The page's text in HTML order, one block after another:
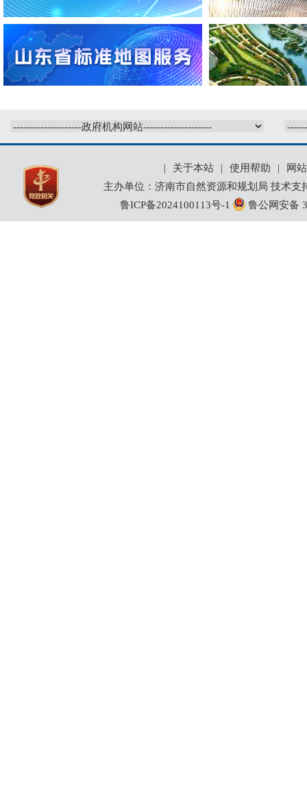
| 关于本站 | 使用帮助 |
网
主办单位：济南市自然资源和规划局 技术
鲁ICP备2024100113号-1
鲁公网安备